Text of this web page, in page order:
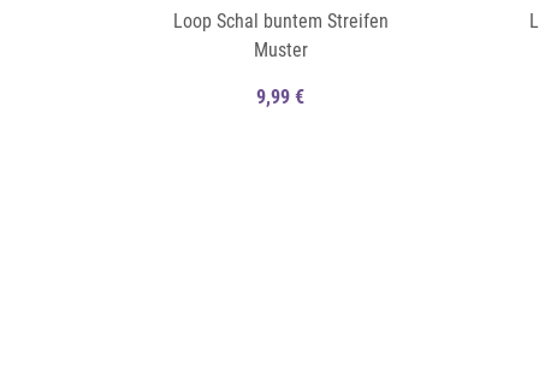
Loop Schal buntem Streifen
Muster
9,99 €